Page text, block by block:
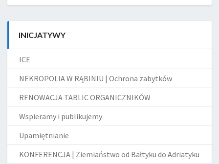
INICJATYWY
ICE
NEKROPOLIA W RĄBINIU | Ochrona zabytków
RENOWACJA TABLIC ORGANICZNIKÓW
Wspieramy i publikujemy
Upamiętnianie
KONFERENCJA | Ziemiaństwo od Bałtyku do Adriatyku